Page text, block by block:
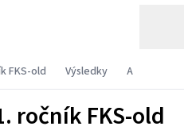
FKS-old Výsledky A
ročník FKS-old